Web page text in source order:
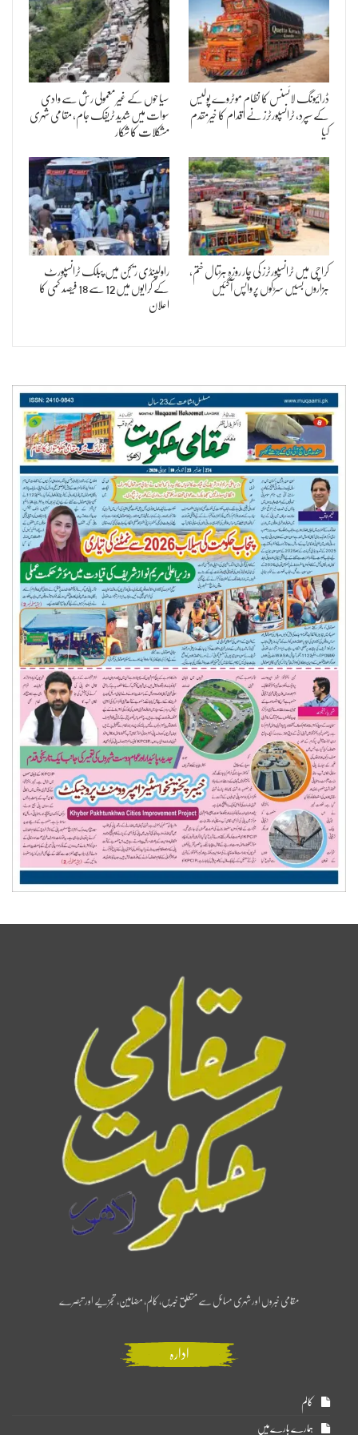
ڈرائیونگ لائسنس کا نظام موٹروے پولیس
کے سپرد، ٹرانسپورٹرز نے اقدام کا خیرمقدم
کیا
سیاحوں کے غیرمعمولی رش سے وادی
سوات میں شدید ٹریفک جام، مقامی شہری
مشکلات کا شکار
کراچی میں ٹرانسپورٹرز کی چار روزہ ہڑتال ختم،
ہزاروں بسیں سڑکوں پر واپس آگئیں
راولپنڈی ریجن میں پبلک ٹرانسپورٹ
کے کرایوں میں 12 سے 18 فیصد کمی کا
اعلان
مقامی خبروں اور شہری مسائل سے متعلق خبریں، کالم، مضامین، تجزیے اور تبصرے
ادارہ
کالم
ہمارے بارے میں